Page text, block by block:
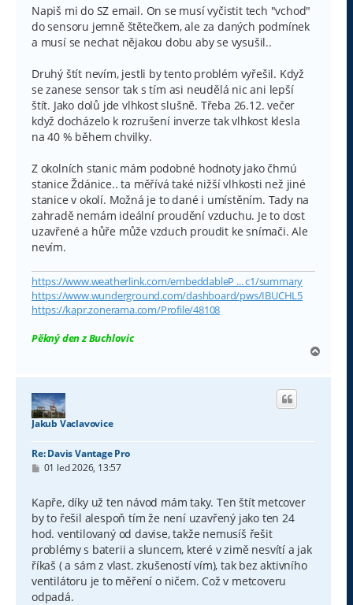
s
p
ě
v
Napiš mi do SZ email. On se musí vyčistit tech "vchod"
do sensoru jemně štětečkem, ale za daných podmínek
a musí se nechat nějakou dobu aby se vysušil..
Druhý štít nevím, jestli by tento problém vyřešil. Když
se zanese sensor tak s tím asi neudělá nic ani lepší
štít. Jako dolů jde vlhkost slušně. Třeba 26.12. večer
když docházelo k rozrušení inverze tak vlhkost klesla
na 40 % během chvilky.
Z okolních stanic mám podobné hodnoty jako čhmú
stanice Ždánice.. ta měřívá také nižší vlhkosti než jiné
stanice v okolí. Možná je to dané i umístěním. Tady na
zahradě nemám ideální proudění vzduchu. Je to dost
uzavřené a hůře může vzduch proudit ke snímači. Ale
nevím.
https://www.weatherlink.com/embeddableP ... c1/summary
https://www.wunderground.com/dashboard/pws/IBUCHL5
https://kapr.zonerama.com/Profile/48108
Pěkný den z Buchlovic
h
Jakub Vaclavovice
Re: Davis Vantage Pro
P
s
p
ě
v
k
01 led 2026, 13:57
Kapře, díky už ten návod mám taky. Ten štít metcover
by to řešil alespoň tím že není uzavřený jako ten 24
hod. ventilovaný od davise, takže nemusíš řešit
problémy s baterii a sluncem, které v zimě nesvítí a jak
říkaš ( a sám z vlast. zkušeností vím), tak bez aktivního
ventilátoru je to měření o ničem. Což v metcoveru
odpadá.